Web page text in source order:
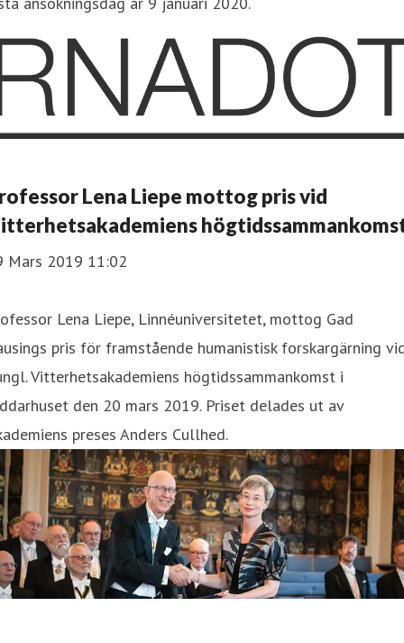
Lena Liepe mottog pris vid
Mars 2019 11:02
Lena Liepe, Linnéuniversitetet, mottog Gad
pris för framstående humanistisk forskargärning
Vitterhetsakademiens högtidssammankomst i
den 20 mars 2019. Priset delades ut av
preses Anders Cullhed.